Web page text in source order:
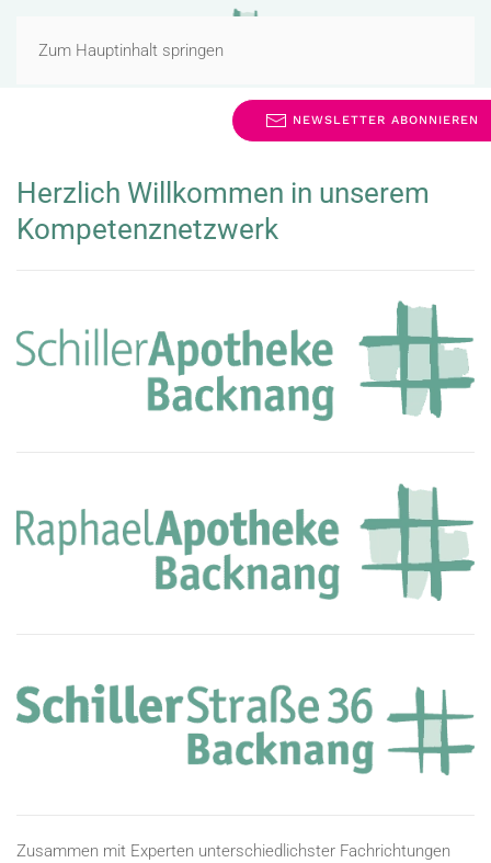
Zum Hauptinhalt springen
MENÜ
Herzlich Willkommen in unserem
Kompetenznetzwerk
Zusammen mit Experten unterschiedlichster Fachrichtungen
NEWSLETTER ABONNIEREN